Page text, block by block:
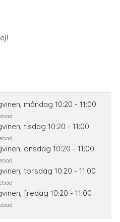
måndag 10:20 - 11:00
tisdag 10:20 - 11:00
onsdag 10:20 - 11:00
torsdag 10:20 - 11:00
fredag 10:20 - 11:00